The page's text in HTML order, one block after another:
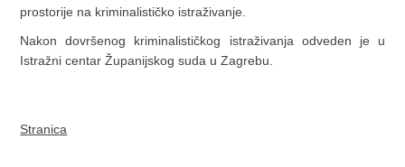
prostorije na kriminalističko istraživanje.
Nakon dovršenog kriminalističkog istraživanja odveden je u
Istražni centar Županijskog suda u Zagrebu.
Stranica